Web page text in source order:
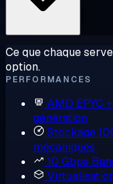
Ce que chaque
option.
PERFORMANCES
AMD EPYC
génération
Stockage
mécaniques
10 Gbps